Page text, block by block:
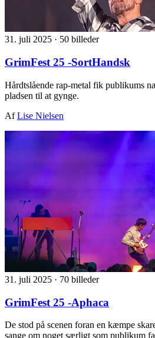
31. juli 2025 · 50 billeder
GrimFest 25 -SortHandsk
Hårdtslående rap-metal fik publikums
pladsen til at gynge.
AfLise Nielsen
31. juli 2025 · 70 billeder
GrimFest 25 -Aphaca
De stod på scenen foran en kæmpe
sange om noget særligt som publikum